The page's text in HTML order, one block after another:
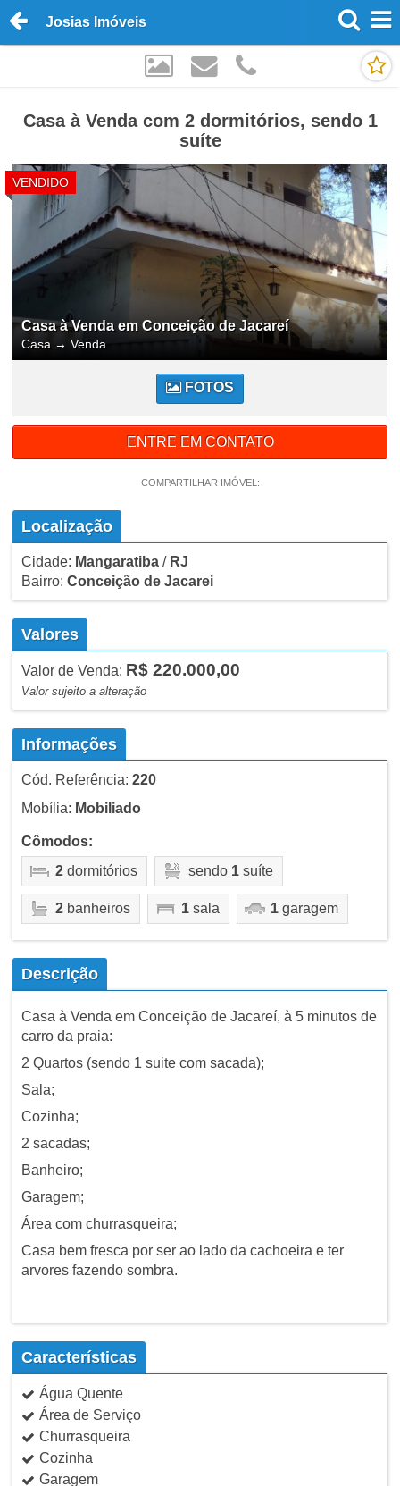
Josias Imóveis
Casa à Venda com 2 dormitórios, sendo 1
suíte
VENDIDO
Casa à Venda em Conceição de Jacareí
Casa → Venda
FOTOS
ENTRE EM CONTATO
COMPARTILHAR IMÓVEL:
Localização
Cidade: Mangaratiba/ RJ
Bairro: Conceição de Jacarei
Valores
Valor de Venda: R$ 220.000,00
Valor sujeito a alteração
Informações
Cód. Referência: 220
Mobília: Mobiliado
Cômodos:
2dormitórios sendo 1suíte
2banheiros 1sala 1garagem
Descrição
Casa à Venda em Conceição de Jacareí, à 5 minutos de
carro da praia:
2 Quartos (sendo 1 suite com sacada);
Sala;
Cozinha;
2 sacadas;
Banheiro;
Garagem;
Área com churrasqueira;
Casa bem fresca por ser ao lado da cachoeira e ter
arvores fazendo sombra.
Características
Água Quente
Área de Serviço
Churrasqueira
Cozinha
Garagem